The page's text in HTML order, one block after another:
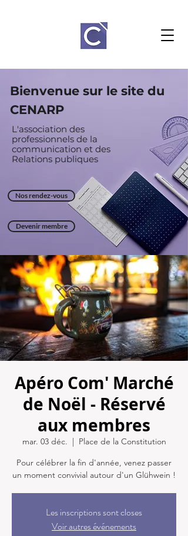
Bienvenue sur le site du
CENARP
L'association des
professionnels de la
communication et des
Relations publiques
Nos rendez-vous
Devenir membre
Apéro Com' Marché
de Noël - Réservé
aux membres
mar. 03 déc.
  |
Place de la Constitution
Pour célébrer la fin d'année, venez passer
un moment convivial autour d'un Glühwein !
Les inscriptions sont closes
Voir autres événements